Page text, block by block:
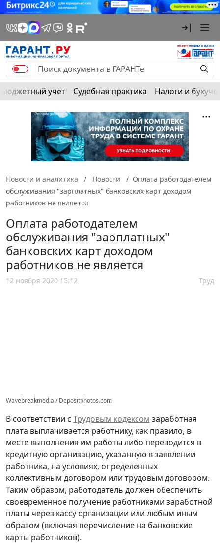
Бюджетный учет Судебная практика Налоги и
Новости и аналитика Новости
Оплата работодателем
обслуживания "зарплатных" банковских карт доходом
работников не является
Оплата работодателем
обслуживания "зарплатных"
банковских карт доходом
работников не является
12 ноября 2020 15:12 Труд
Wavebreakmedia / Depositphotos.com
В соответствии с Трудовым кодексом заработная
плата выплачивается работнику, как правило, в
месте выполнения им работы либо переводится в
кредитную организацию, указанную в заявлении
работника, на условиях, определенных
коллективным договором или трудовым договором.
Таким образом, работодатель должен обеспечить
своевременное получение работниками заработной
платы через кассу организации или любым иным
образом (включая перечисление на банковские
карты работников).